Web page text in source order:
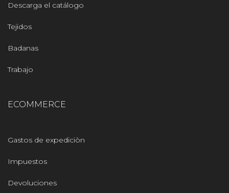
Descarga el catálogo
Tejidos
Badanas
Trabajo
ECOMMERCE
Gastos de expediciòn
Impuestos
Devoluciones